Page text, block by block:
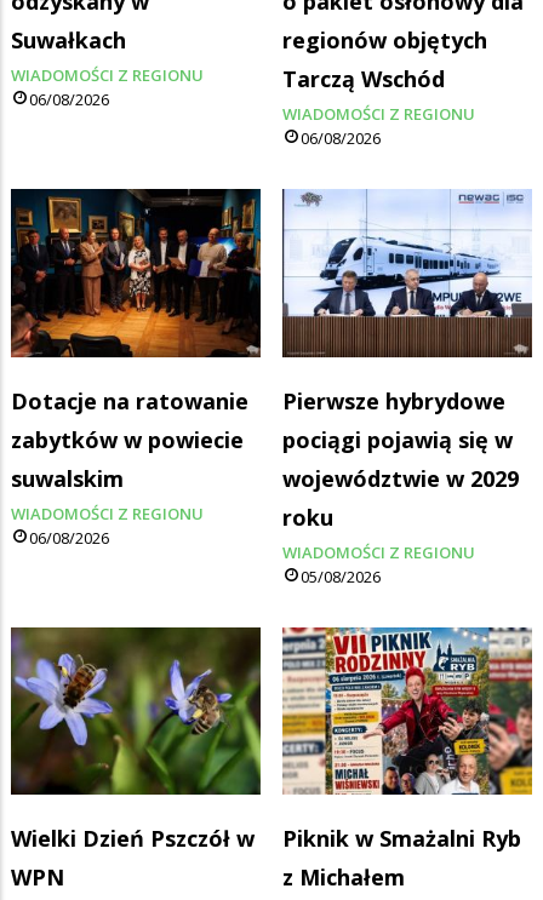
Suwałkach
WIADOMOŚCI Z REGIONU
06/08/2026
regionów objętych
Tarczą Wschód
WIADOMOŚCI Z REGIONU
06/08/2026
Dotacje na ratowanie
zabytków w powiecie
suwalskim
WIADOMOŚCI Z REGIONU
06/08/2026
Pierwsze hybrydowe
pociągi pojawią się w
województwie w 2029
roku
WIADOMOŚCI Z REGIONU
05/08/2026
Wielki Dzień Pszczół w
WPN
Piknik w Smażalni Ryb
z Michałem